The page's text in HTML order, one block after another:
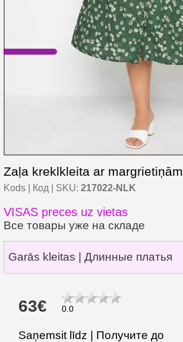
Zaļa kreklkleita ar margrietiņām
Kods | Код | SKU: 217022-NLK
VISAS preces uz vietas
Все товары уже на складе
Garās kleitas | Длинные платья
63€ 0.0
Saņemsit līdz | Получите до